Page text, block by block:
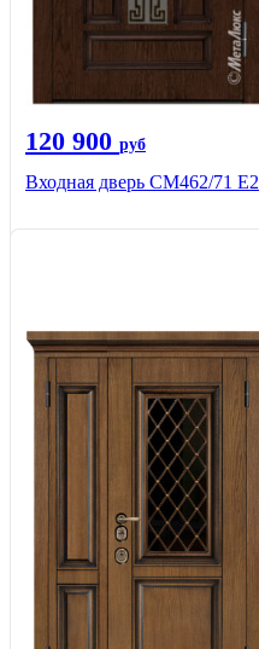
120 900 руб
Входная дверь СМ462/71 Е2